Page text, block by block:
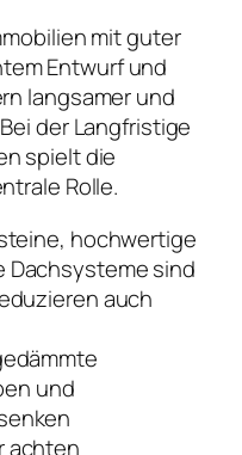
mit guter
Entwurf und
langsamer und
der Langfristige
spielt die
Rolle.
hochwertige
Dachsysteme sind
auch
und
achten